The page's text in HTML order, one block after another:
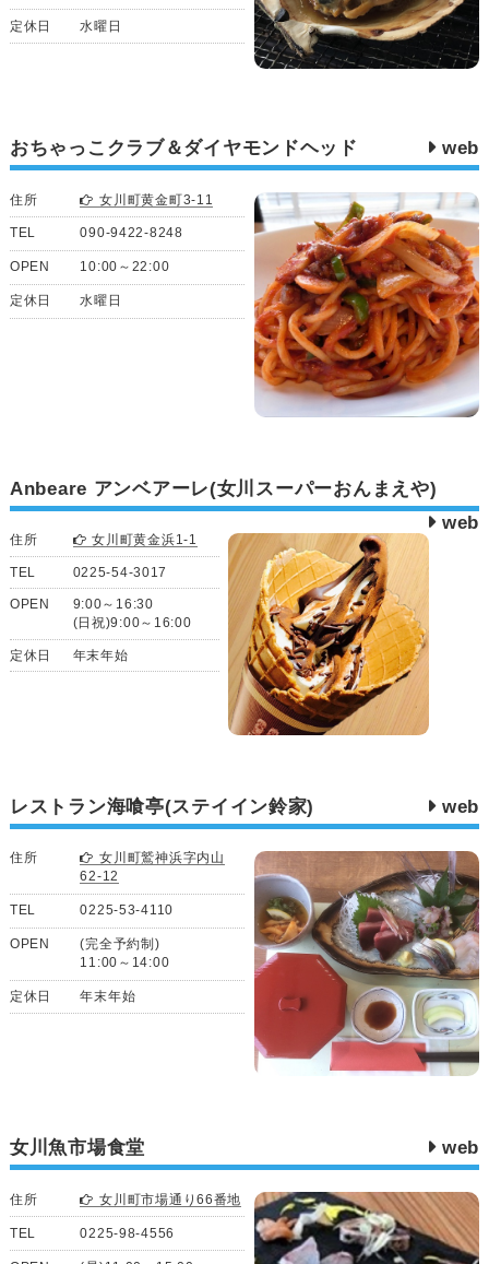
定休日 水曜日
おちゃっこクラブ＆ダイヤモンドヘッド web
住所 女川町黄金町3-11
TEL 090-9422-8248
OPEN 10:00～22:00
定休日 水曜日
Anbeare アンベアーレ(女川スーパーおんまえや)
web
住所 女川町黄金浜1-1
TEL 0225-54-3017
OPEN
9:00～16:30
(日祝)9:00～16:00
定休日 年末年始
レストラン海喰亭(ステイイン鈴家) web
住所
女川町鷲神浜字内山
62-12
TEL 0225-53-4110
OPEN
(完全予約制)
11:00～14:00
定休日 年末年始
女川魚市場食堂 web
住所 女川町市場通り66番地
TEL 0225-98-4556